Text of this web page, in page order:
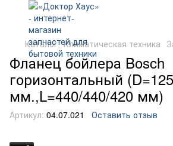
Каталог Климатическая техника
Фланец бойлера Bosch
горизонтальный (D=125
мм.,L=440/440/420 мм)
Артикул: 04.07.021 Оставить отзыв